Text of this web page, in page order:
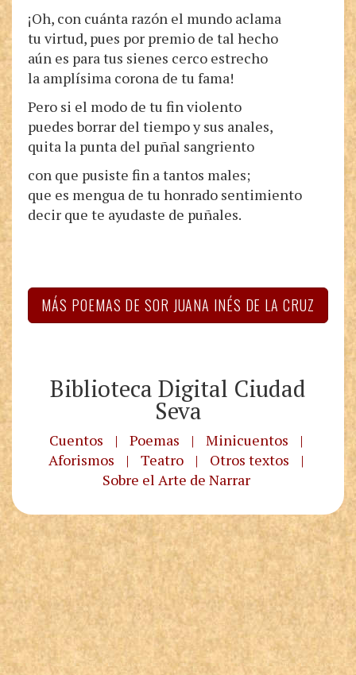
¡Oh, con cuánta razón el mundo aclama
tu virtud, pues por premio de tal hecho
aún es para tus sienes cerco estrecho
la amplísima corona de tu fama!
Pero si el modo de tu fin violento
puedes borrar del tiempo y sus anales,
quita la punta del puñal sangriento
con que pusiste fin a tantos males;
que es mengua de tu honrado sentimiento
decir que te ayudaste de puñales.
MÁS POEMAS DE SOR JUANA INÉS DE LA CRUZ
Biblioteca Digital Ciudad
Seva
Cuentos | Poemas | Minicuentos
|
Aforismos
| Teatro | Otros textos
|
Sobre el Arte de Narrar